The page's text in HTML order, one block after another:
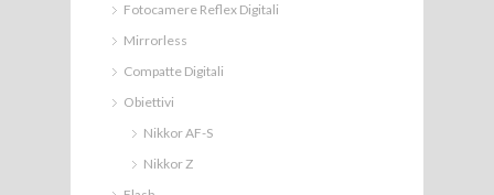
Fotocamere Reflex Digitali
Mirrorless
Compatte Digitali
Obiettivi
Nikkor AF-S
Nikkor Z